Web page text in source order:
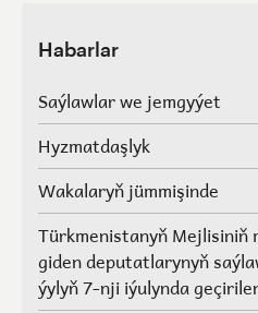
Habarlar
Saýlawlar we jemgyýet
Hyzmatdaşlyk
Wakalaryň jümmişinde
Türkmenistanyň Mejlisiniň
giden deputatlarynyň
ýylyň 7-nji iýulynda